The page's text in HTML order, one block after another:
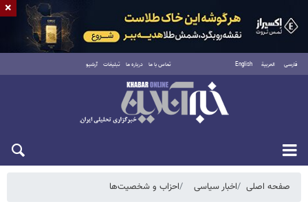
فارسی العربية English تماس با ما درباره ما تبلیغات آرشیو
شنبه ۱۷ مرداد ۱۴۰۵
صفحه اصلی اخبار سیاسی احزاب و شخصیت‌ها
×